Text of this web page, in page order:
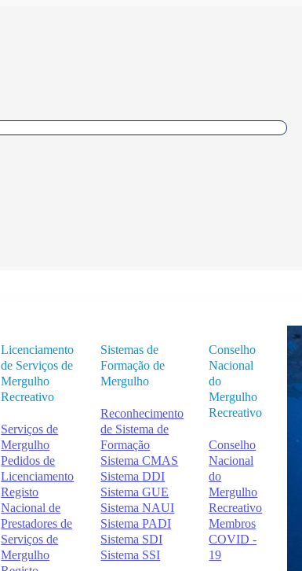
Licenciamento
de Serviços de
Mergulho
Recreativo
Serviços de
Mergulho
Pedidos de
Licenciamento
Registo
Nacional de
Prestadores de
Serviços de
Mergulho
Sistemas de
Formação de
Mergulho
Reconhecimento
de Sistema de
Formação
Sistema CMAS
Sistema DDI
Sistema GUE
Sistema NAUI
Sistema PADI
Sistema SDI
Sistema SSI
Conselho
Nacional
do
Mergulho
Recreativo
Conselho
Nacional
do
Mergulho
Recreativo
Membros
COVID -
19